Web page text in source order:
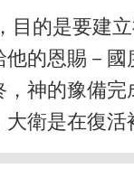
目的是要建
的恩賜－
神的豫備
衛是在復活